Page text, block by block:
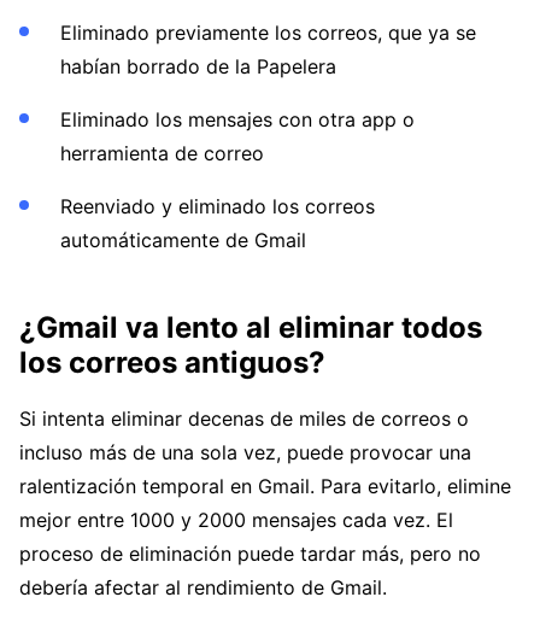
Eliminado previamente los correos, que ya se
habían borrado de la Papelera
Eliminado los mensajes con otra app o
herramienta de correo
Reenviado y eliminado los correos
automáticamente de Gmail
¿Gmail va lento al eliminar todos
los correos antiguos?
Si intenta eliminar decenas de miles de correos o
incluso más de una sola vez, puede provocar una
ralentización temporal en Gmail. Para evitarlo, elimine
mejor entre 1000 y 2000 mensajes cada vez. El
proceso de eliminación puede tardar más, pero no
debería afectar al rendimiento de Gmail.